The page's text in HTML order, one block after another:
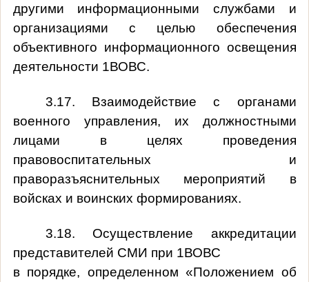
другими информационными службами и
организациями с целью обеспечения
объективного информационного освещения
деятельности 1ВОВС.
3.17. Взаимодействие с органами
военного управления, их должностными
лицами в целях проведения
правовоспитательных и
праворазъяснительных мероприятий в
войсках и воинских формированиях.
3.18. Осуществление аккредитации
представителей СМИ при 1ВОВС
в порядке, определенном «Положением об